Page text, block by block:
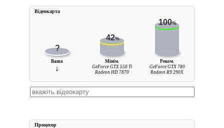
?
42%
100%
Ваша
↓
Мінім.
GeForce GTX 550 Ti
Radeon HD 7870
Реком.
GeForce GTX 780
Radeon R9 290X
Вiдеокарта
Процесор